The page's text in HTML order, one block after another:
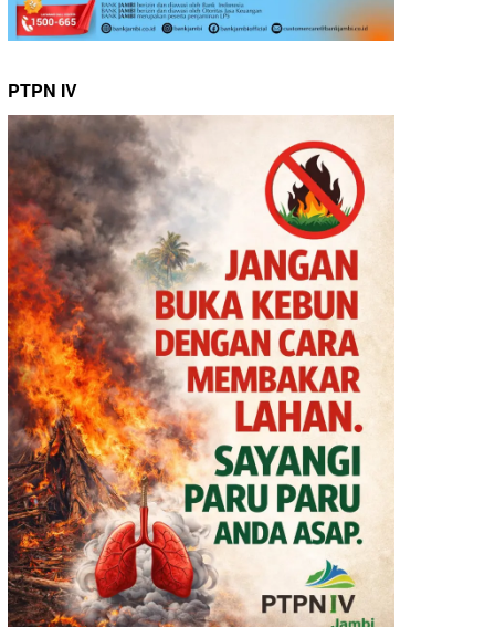
PTPN IV